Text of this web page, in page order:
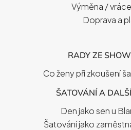
Výměna /
Doprava a
RADY ZE
Co ženy při zkoušení
ŠATOVÁNÍ A
Den jako sen u
Šatování jako